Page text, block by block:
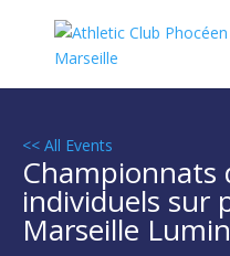
<< All Events
individuels sur
Marseille